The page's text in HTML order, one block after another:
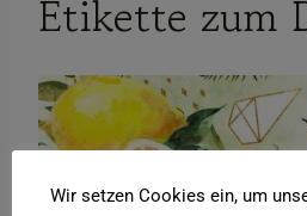
Etikette zum
Wir setzen Cookies ein, um